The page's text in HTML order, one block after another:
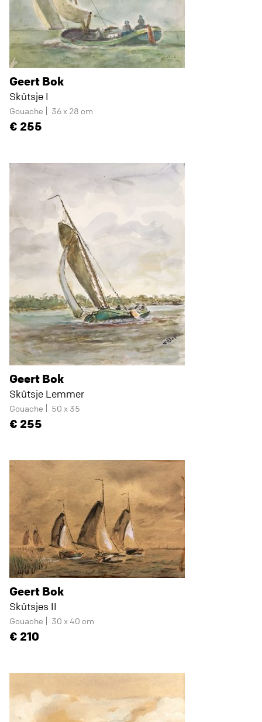
Geert Bok
Skûtsje I
Gouache 36 x 28 cm
255
Geert Bok
Skûtsje Lemmer
Gouache 50 x 35
255
Geert Bok
Skûtsjes II
Gouache 30 x 40 cm
210